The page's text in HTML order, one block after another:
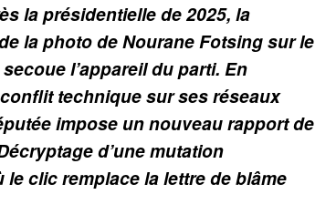
la présidentielle de 2025, la
la photo de Nourane Fotsing sur le
l’appareil du parti. En
technique sur ses réseaux
impose un nouveau rapport de
d’une mutation
le clic remplace la lettre de blâme